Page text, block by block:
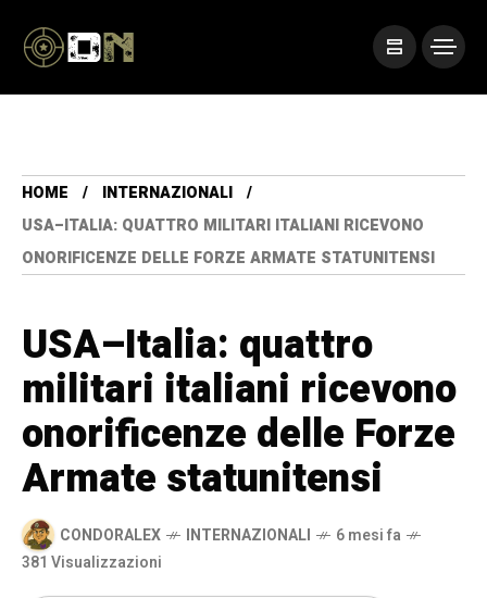
HOME
INTERNAZIONALI
USA–ITALIA: QUATTRO MILITARI ITALIANI RICEVONO
ONORIFICENZE DELLE FORZE ARMATE STATUNITENSI
USA–Italia: quattro
militari italiani ricevono
onorificenze delle Forze
Armate statunitensi
CONDORALEX INTERNAZIONALI
6 mesi fa
381 Visualizzazioni